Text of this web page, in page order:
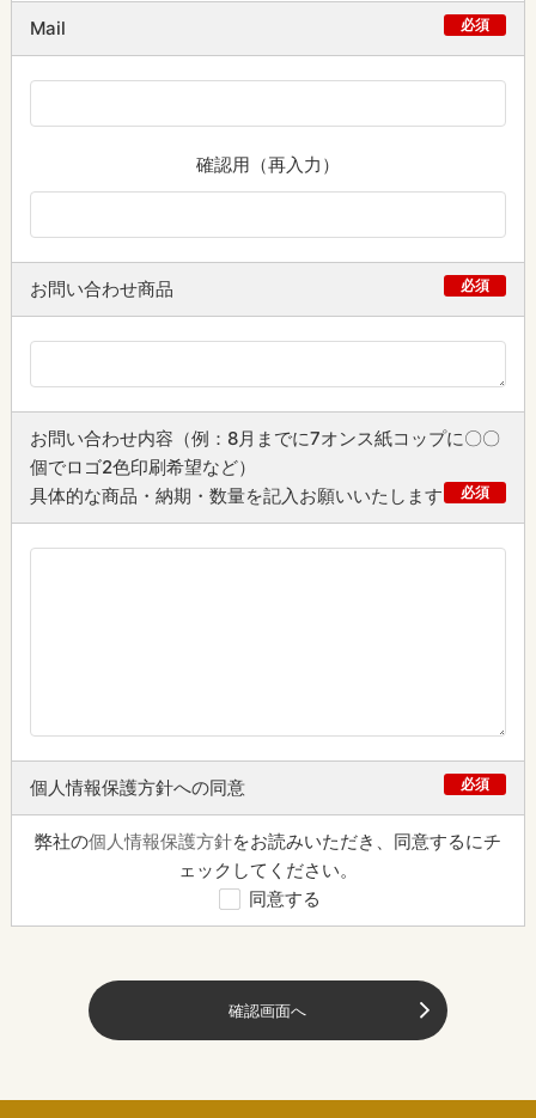
Mail 必須
確認用（再入力）
お問い合わせ商品 必須
お問い合わせ内容（例：8月までに7オンス紙コップに〇〇
個でロゴ2色印刷希望など）
具体的な商品・納期・数量を記入お願いいたします
必須
個人情報保護方針への同意 必須
弊社の個人情報保護方針をお読みいただき、同意するにチ
ェックしてください。
同意する